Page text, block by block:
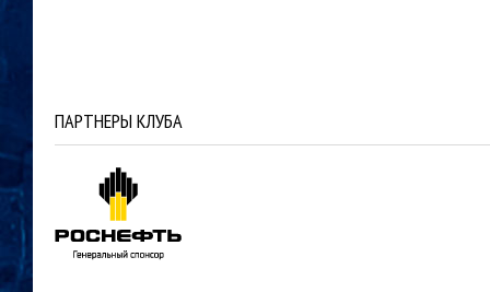
ПАРТНЕРЫ КЛУБА